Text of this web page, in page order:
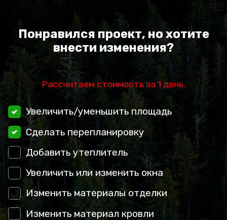
Понравился проект, но хотите
внести изменения?
Рассчитаем стоимость за 1 день.
Увеличить/уменьшить площадь
Сделать перепланировку
Добавить утеплитель
Увеличить или изменить окна
Изменить материалы отделки
Изменить материал кровли